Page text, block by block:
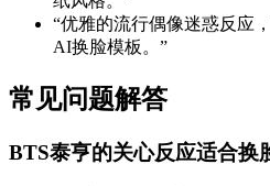
“优雅的流行偶像迷惑反应
AI换脸模板。”
常见问题解答
BTS泰亨的关心反应适合换